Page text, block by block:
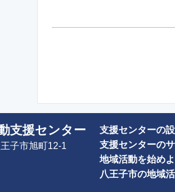
支援センター
子市旭町12-1
支援センターの
支援センターの
地域活動を始め
八王子市の地域